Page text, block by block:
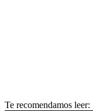
Te recomendamos leer: